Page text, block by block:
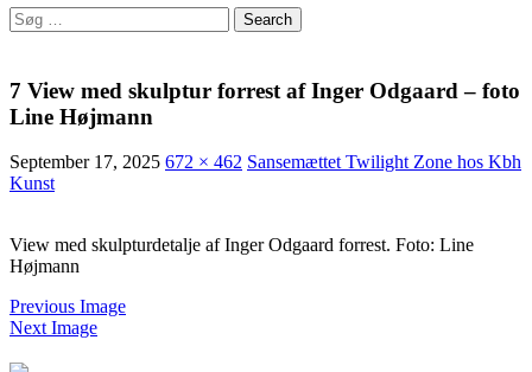
Search
for:
7 View med skulptur forrest af Inger Odgaard – foto
Line Højmann
September 17, 2025 672 × 462 Sansemættet Twilight Zone hos Kbh
Kunst
View med skulpturdetalje af Inger Odgaard forrest. Foto: Line
Højmann
Previous Image
Next Image